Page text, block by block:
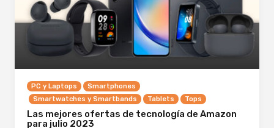
PC y Laptops
Smartphones
Smartwatches y Smartbands
Tablets Tops
Las mejores ofertas de tecnología de Amazon
para julio 2023